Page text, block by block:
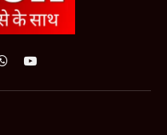
WhatsApp
YouTube